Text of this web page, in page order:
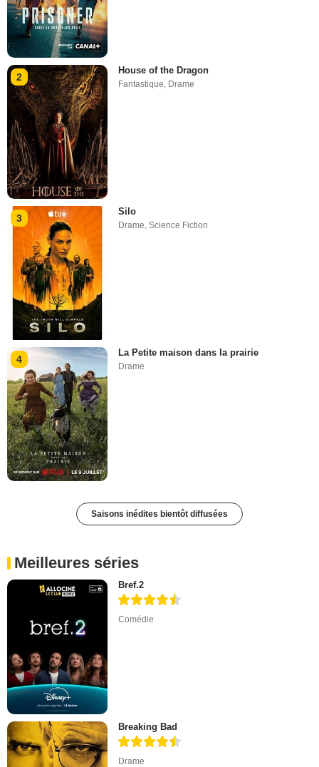
2
House of the Dragon
Fantastique Drame
3
Silo
Drame,Science Fiction
4
La Petite maison dans la prairie
Drame
Saisons inédites bientôt diffusées
Meilleures séries
Bref.2
Comédie
Breaking Bad
Drame